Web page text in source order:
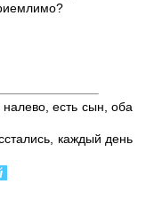
есть сын, оба
каждый день